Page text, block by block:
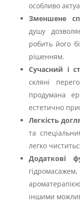
особливо
Зменшене
душу
робить його
рішенням.
Сучасний і
скляні
продумана
естетично
Легкість
та
легко
Додаткові
іншими